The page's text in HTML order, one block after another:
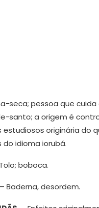
seca; pessoa que
santo; a origem é
estudiosos originária do
idioma iorubá.
boboca.
– Baderna, desordem.